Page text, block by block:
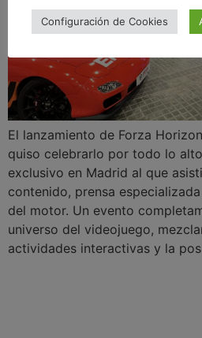
El lanzamiento de Forza
quiso celebrarlo por todo lo
exclusivo en Madrid al que
contenido, prensa
del motor. Un evento
universo del videojuego,
actividades interactivas y la
Configuración de Cookies